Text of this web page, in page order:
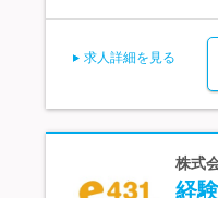
求人詳細を見る
株式
経